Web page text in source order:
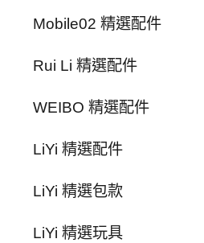
Mobile02 精選配件
Rui Li 精選配件
WEIBO 精選配件
LiYi 精選配件
LiYi 精選包款
LiYi 精選玩具